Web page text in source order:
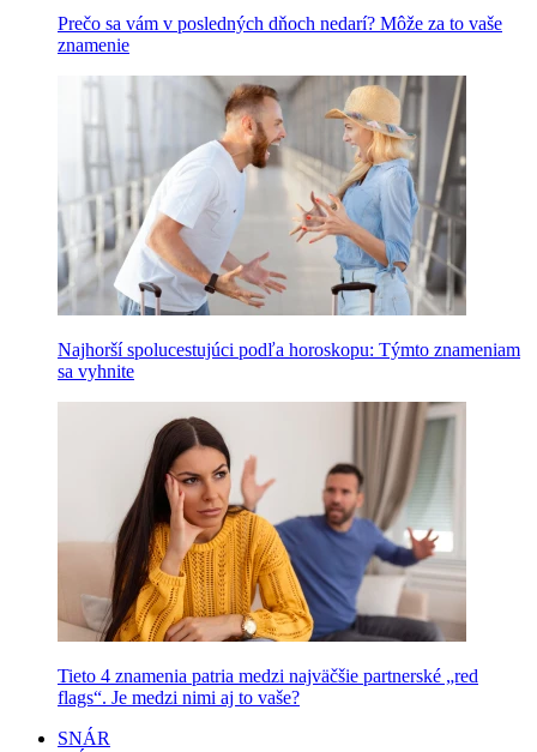
Prečo sa vám v posledných dňoch nedarí? Môže za to vaše
znamenie
Najhorší spolucestujúci podľa horoskopu: Týmto znameniam
sa vyhnite
Tieto 4 znamenia patria medzi najväčšie partnerské „red
flags“. Je medzi nimi aj to vaše?
SNÁR